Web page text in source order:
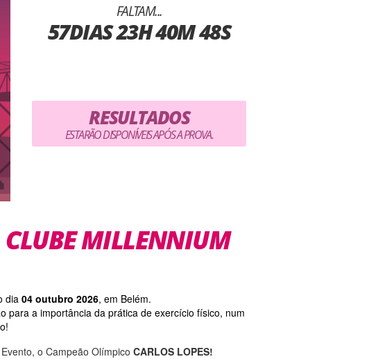
FALTAM...
57DIAS23H40M48S
RESULTADOS
ESTARÃO DISPONÍVEIS APÓS A PROVA.
CLUBE MILLENNIUM
dia 04 outubro 2026, em Belém.
para a importância da prática de exercício físico, num
o Campeão Olímpico CARLOS LOPES!